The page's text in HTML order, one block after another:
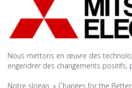
Nous mettons en œuvre des
engendrer des changements
Notre slogan, « Changes for the